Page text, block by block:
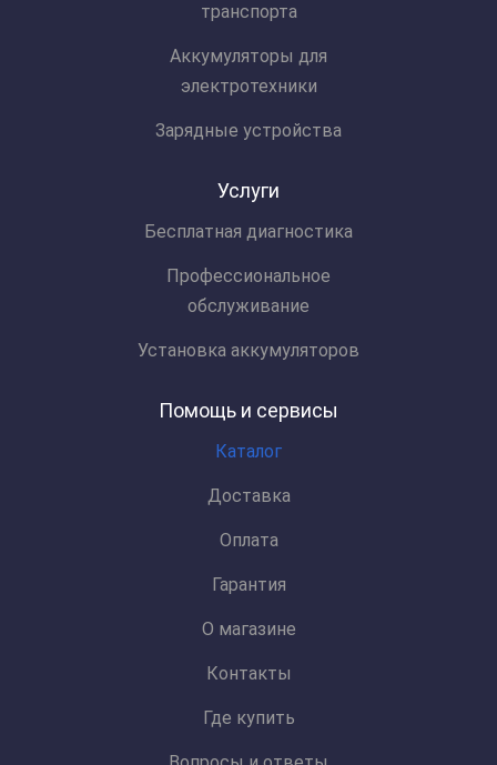
транспорта
Аккумуляторы для
электротехники
Зарядные устройства
Услуги
Бесплатная диагностика
Профессиональное
обслуживание
Установка аккумуляторов
Помощь и сервисы
Каталог
Доставка
Оплата
Гарантия
О магазине
Контакты
Где купить